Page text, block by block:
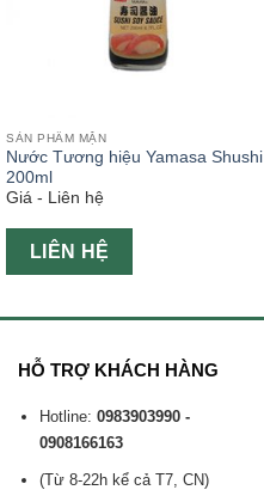
SẢN PHẨM MẶN
Nước Tương hiệu Yamasa Shushi
200ml
Giá - Liên hệ
LIÊN HỆ
HỖ TRỢ KHÁCH HÀNG
Hotline: 0983903990 -
0908166163
(Từ 8-22h kể cả T7, CN)